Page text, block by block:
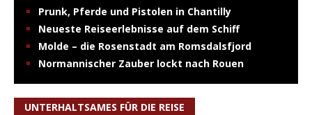
Prunk, Pferde und Pistolen in Chantilly
Neueste Reiseerlebnisse auf dem Schiff
Molde – die Rosenstadt am Romsdalsfjord
Normannischer Zauber lockt nach Rouen
UNTERHALTSAMES FÜR DIE REISE